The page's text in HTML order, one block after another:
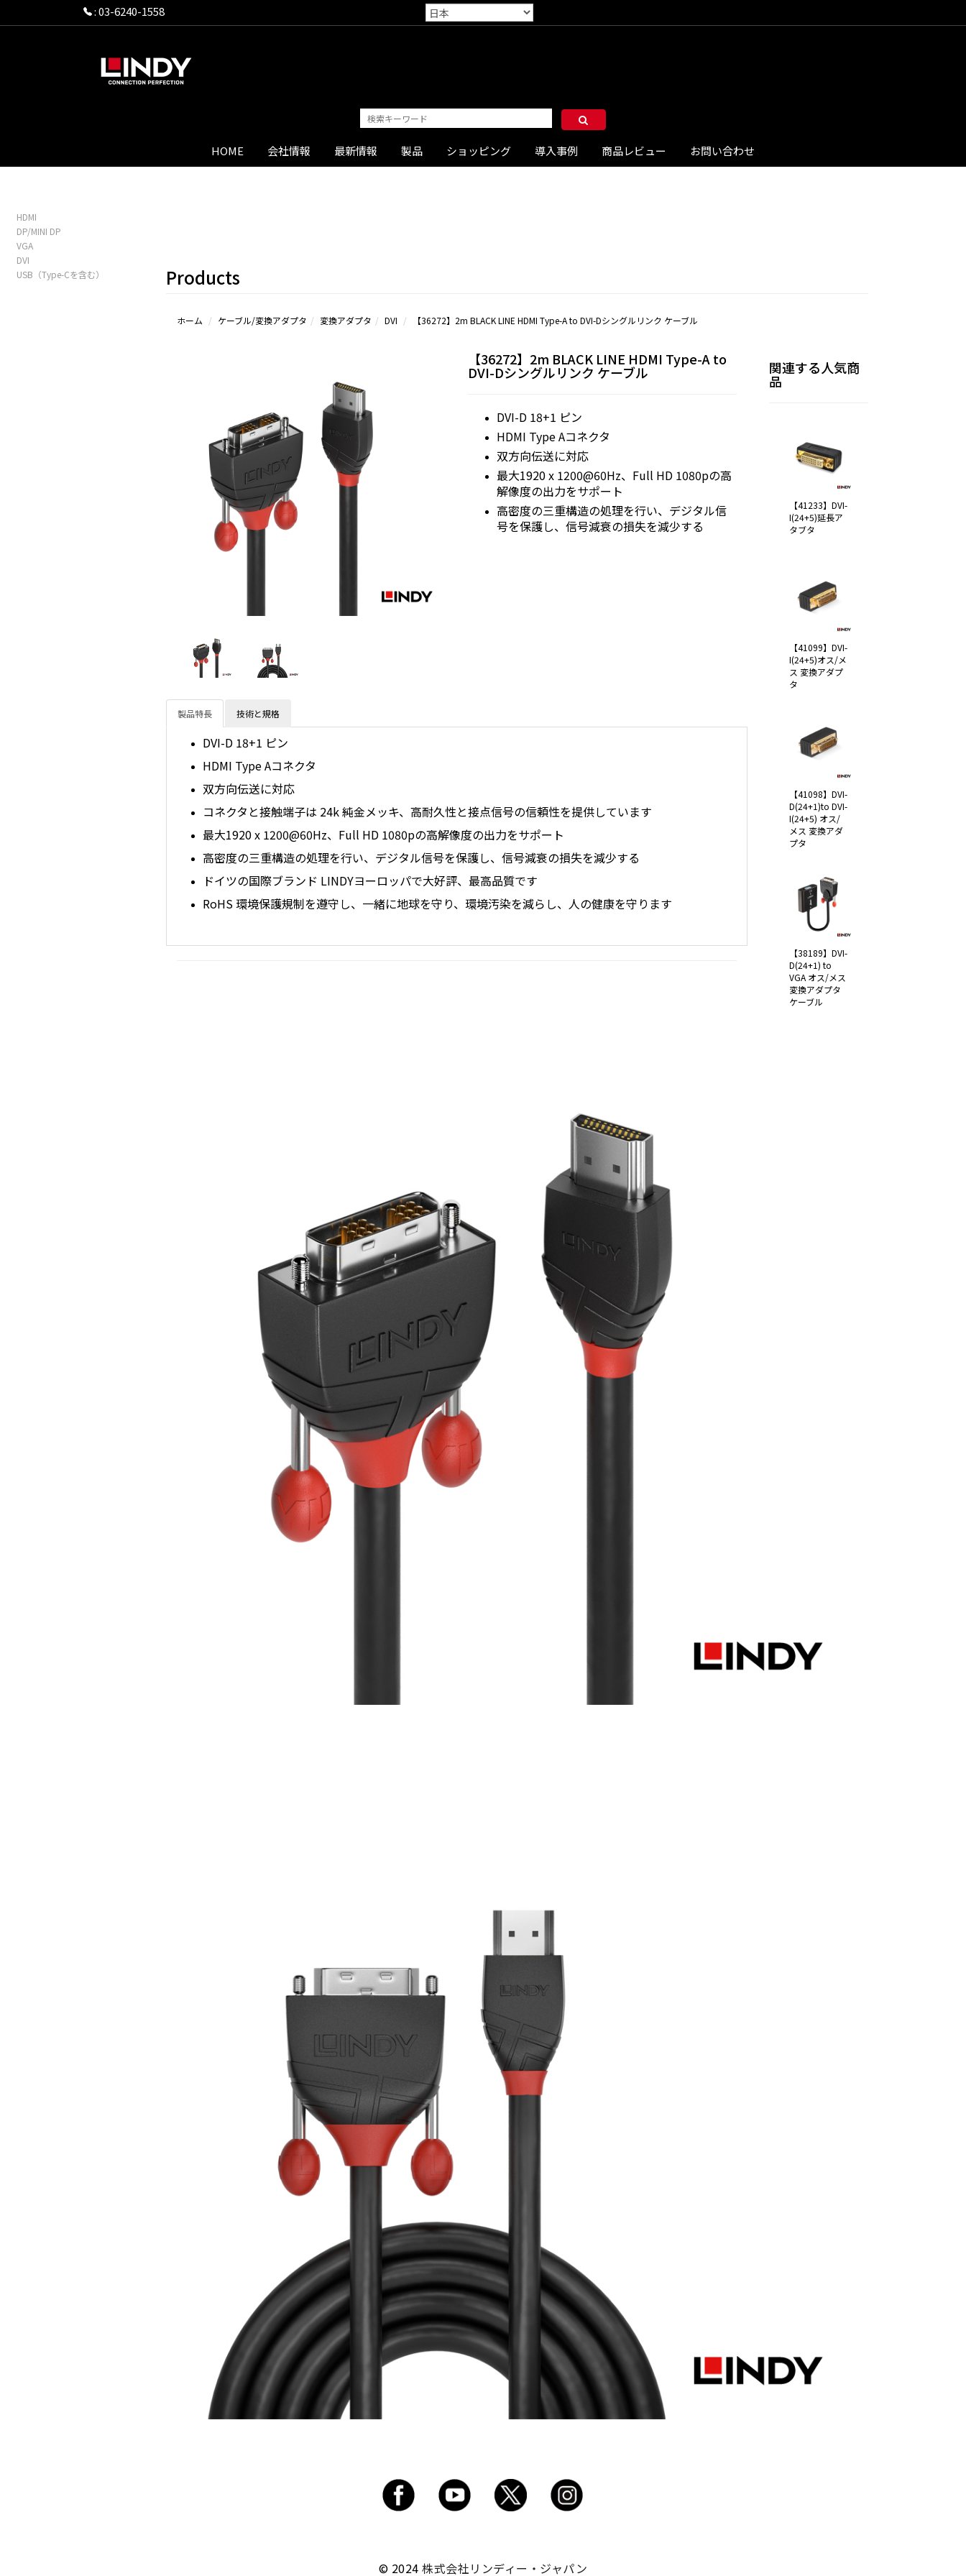
:03-6240-1558
HOME 会社情報 最新情報 製品 ショッピング 導入事例 商品レビュー お問い合わせ
HDMI
DP/MINI DP
VGA
DVI
USB（Type-Cを含む）
Products
ホーム ケーブル/変換アダプタ 変換アダプタ DVI 【36272】2m BLACK LINE HDMI Type-A to DVI-Dシングルリンク ケーブル
【36272】2m BLACK LINE HDMI Type-A to
DVI-Dシングルリンク ケーブル
DVI-D 18+1 ピン
HDMI Type Aコネクタ
双方向伝送に対応
最大1920 x 1200@60Hz、Full HD 1080pの高
解像度の出力をサポート
高密度の三重構造の処理を行い、デジタル信
号を保護し、信号減衰の損失を減少する
製品特長 技術と規格
DVI-D 18+1 ピン
HDMI Type Aコネクタ
双方向伝送に対応
コネクタと接触端子は 24k 純金メッキ、高耐久性と接点信号の信頼性を提供しています
最大1920 x 1200@60Hz、Full HD 1080pの高解像度の出力をサポート
高密度の三重構造の処理を行い、デジタル信号を保護し、信号減衰の損失を減少する
ドイツの国際ブランド LINDYヨーロッパで大好評、最高品質です
RoHS 環境保護規制を遵守し、一緒に地球を守り、環境汚染を減らし、人の健康を守ります
関連する人気商
品
【41233】DVI-
I(24+5)延長ア
タブタ
【41099】DVI-
I(24+5)オス/メ
ス 変換アダプ
タ
【41098】DVI-
D(24+1)to DVI-
I(24+5) オス/
メス 変換アダ
プタ
【38189】DVI-
D(24+1) to
VGA オス/メス
変換アダプタ
ケーブル
© 2024株式会社リンディー・ジャパン